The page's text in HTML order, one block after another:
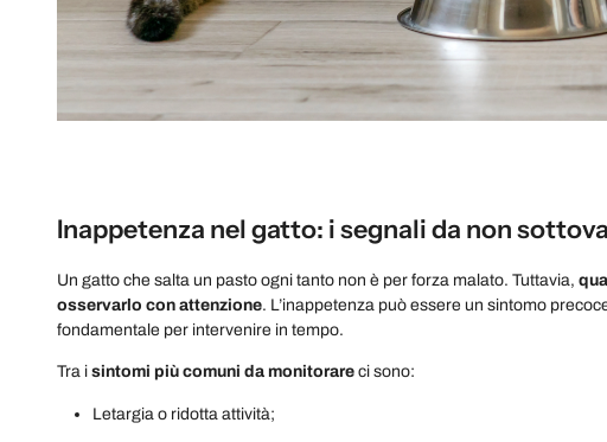
Inappetenza nel gatto: i segnali da non
Un gatto che salta un pasto ogni tanto non è per forza malato. Tuttavia,
osservarlo con attenzione. L’inappetenza può essere un sintomo
fondamentale per intervenire in tempo.
Tra i sintomi più comuni da monitorare ci sono:
Letargia o ridotta attività;